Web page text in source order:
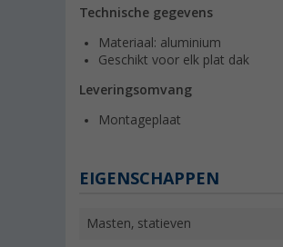
Technische gegevens
Materiaal: aluminium
Geschikt voor elk plat dak
Leveringsomvang
Montageplaat
EIGENSCHAPPEN
Masten, statieven